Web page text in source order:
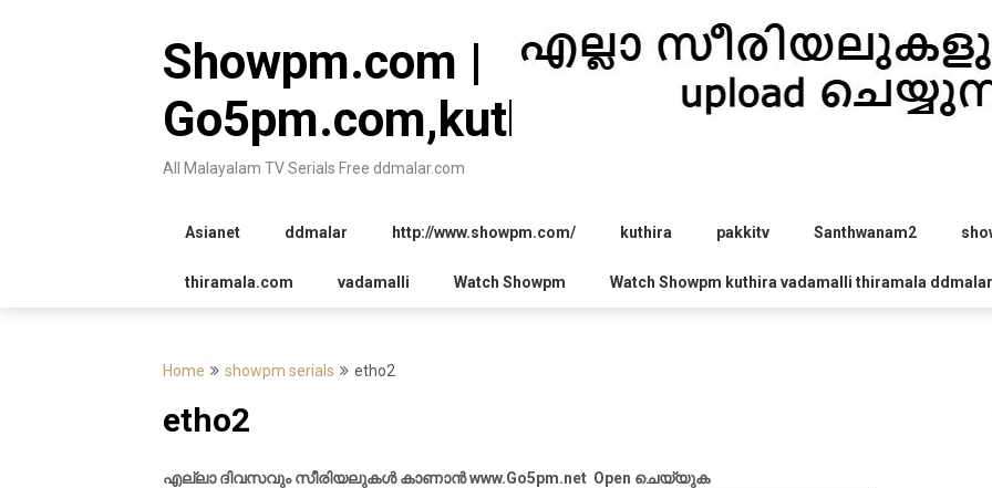
Showpm.com |
Go5pm.com,kuthira.com
All Malayalam TV Serials Free ddmalar.com
Asianet ddmalar http://www.showpm.com/ kuthira pakkitv Santhwanam2
thiramala.com vadamalli Watch Showpm Watch Showpm kuthira vadamalli thiramala ddmalar
Home showpm serials etho2
etho2
എല്ലാ ദിവസവും സീരിയലുകൾ കാണാൻ www.Go5pm.net Open ചെയ്യുക